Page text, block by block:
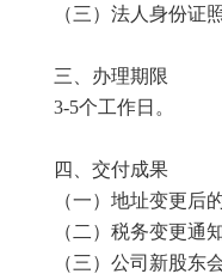
（三）法人身份证
三、办理期限
3-5个工作日。
四、交付成果
（一）地址变更后
（二）税务变更通
（三）公司新股东